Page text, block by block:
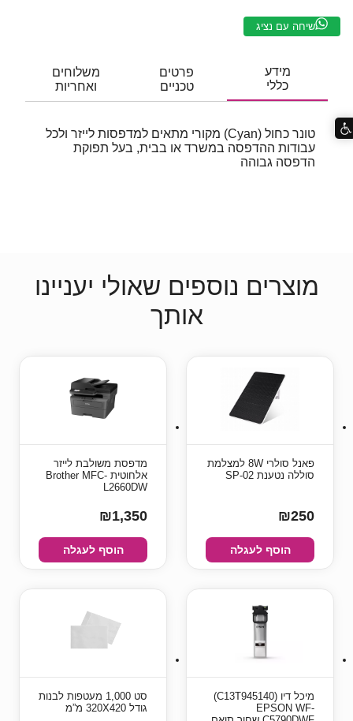
שיחה עם נציג
מידע
כללי
פרטים
טכניים
משלוחים
ואחריות
טונר כחול (Cyan) מקורי מתאים למדפסות לייזר ולכל
עבודות ההדפסה במשרד או בבית, בעל תפוקת
הדפסה גבוהה
מוצרים נוספים שאולי יעניינו
אותך
פאנל סולרי 8W למצלמת
סוללה נטענת SP-02
₪250
הוסף לעגלה
מדפסת משולבת לייזר
אלחוטית Brother MFC-
L2660DW
₪1,350
הוסף לעגלה
מיכל דיו (C13T945140)
EPSON WF-
סט 1,000 מעטפות לבנות
גודל 320X420 מ”מ